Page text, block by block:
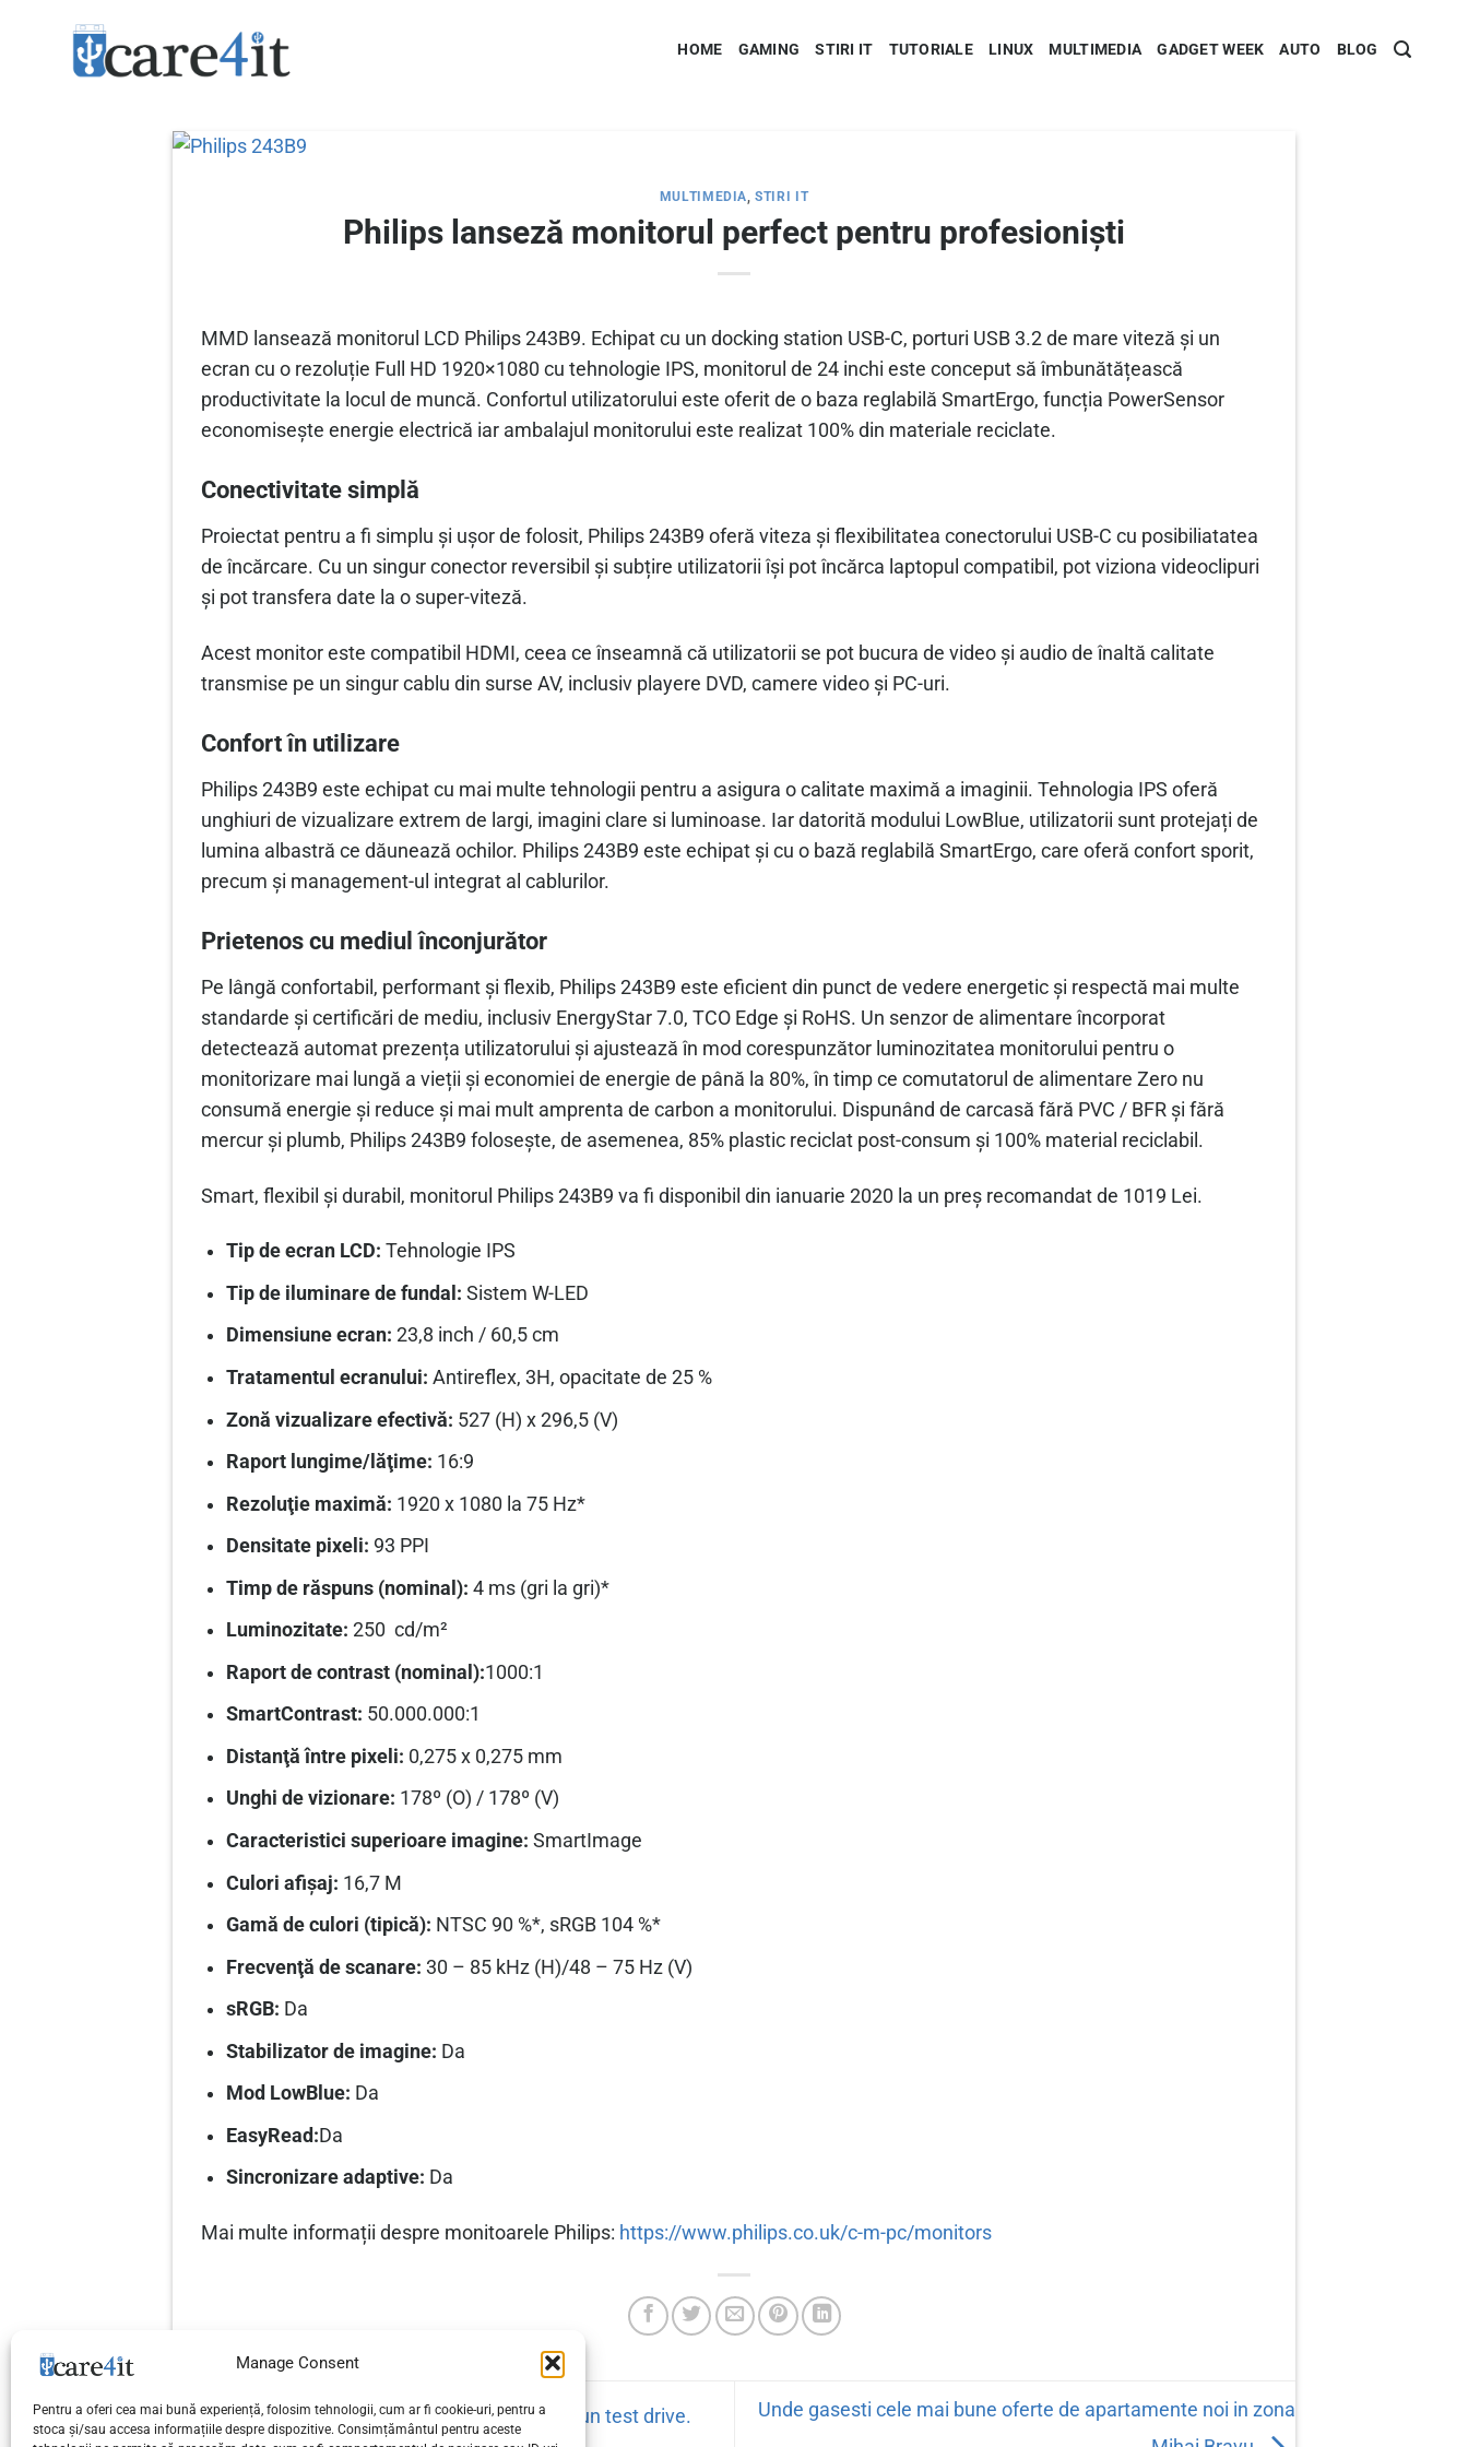
Manage Consent
Pentru a oferi cea mai bună experiență, folosim tehnologii, cum ar fi cookie-uri, pentru a
stoca și/sau accesa informațiile despre dispozitive. Consimțământul pentru aceste
HOME GAMING STIRI IT TUTORIALE LINUX MULTIMEDIA GADGET WEEK AUTO BLOG
MULTIMEDIA,STIRI IT
Philips lanseză monitorul perfect pentru profesioniști
MMD lansează monitorul LCD Philips 243B9. Echipat cu un docking station USB-C, porturi USB 3.2 de mare viteză și un
ecran cu o rezoluție Full HD 1920×1080 cu tehnologie IPS, monitorul de 24 inchi este conceput să îmbunătățească
productivitate la locul de muncă. Confortul utilizatorului este oferit de o baza reglabilă SmartErgo, funcția PowerSensor
economisește energie electrică iar ambalajul monitorului este realizat 100% din materiale reciclate.
Conectivitate simplă
Proiectat pentru a fi simplu și ușor de folosit, Philips 243B9 oferă viteza și flexibilitatea conectorului USB-C cu posibiliatatea
de încărcare. Cu un singur conector reversibil și subțire utilizatorii își pot încărca laptopul compatibil, pot viziona videoclipuri
și pot transfera date la o super-viteză.
Acest monitor este compatibil HDMI, ceea ce înseamnă că utilizatorii se pot bucura de video și audio de înaltă calitate
transmise pe un singur cablu din surse AV, inclusiv playere DVD, camere video și PC-uri.
Confort în utilizare
Philips 243B9 este echipat cu mai multe tehnologii pentru a asigura o calitate maximă a imaginii. Tehnologia IPS oferă
unghiuri de vizualizare extrem de largi, imagini clare si luminoase. Iar datorită modului LowBlue, utilizatorii sunt protejați de
lumina albastră ce dăunează ochilor. Philips 243B9 este echipat și cu o bază reglabilă SmartErgo, care oferă confort sporit,
precum și management-ul integrat al cablurilor.
Prietenos cu mediul înconjurător
Pe lângă confortabil, performant și flexib, Philips 243B9 este eficient din punct de vedere energetic și respectă mai multe
standarde și certificări de mediu, inclusiv EnergyStar 7.0, TCO Edge și RoHS. Un senzor de alimentare încorporat
detectează automat prezența utilizatorului și ajustează în mod corespunzător luminozitatea monitorului pentru o
monitorizare mai lungă a vieții și economiei de energie de până la 80%, în timp ce comutatorul de alimentare Zero nu
consumă energie și reduce și mai mult amprenta de carbon a monitorului. Dispunând de carcasă fără PVC / BFR și fără
mercur și plumb, Philips 243B9 folosește, de asemenea, 85% plastic reciclat post-consum și 100% material reciclabil.
Smart, flexibil și durabil, monitorul Philips 243B9 va fi disponibil din ianuarie 2020 la un preș recomandat de 1019 Lei.
Tip de ecran LCD:Tehnologie IPS
Tip de iluminare de fundal:Sistem W-LED
Dimensiune ecran:23,8 inch / 60,5 cm
Tratamentul ecranului:Antireflex, 3H, opacitate de 25 %
Zonă vizualizare efectivă: 527 (H) x 296,5 (V)
Raport lungime/lăţime: 16:9
Rezoluţie maximă: 1920 x 1080 la 75 Hz*
Densitate pixeli: 93 PPI
Timp de răspuns (nominal):4 ms (gri la gri)*
Luminozitate:250 cd/m²
Raport de contrast (nominal):1000:1
SmartContrast: 50.000.000:1
Distanţă între pixeli: 0,275 x 0,275 mm
Unghi de vizionare: 178º (O) / 178º (V)
Caracteristici superioare imagine:SmartImage
Culori afişaj: 16,7 M
Gamă de culori (tipică): NTSC 90 %*, sRGB 104 %*
Frecvenţă de scanare:30 – 85 kHz (H)/48 – 75 Hz (V)
sRGB: Da
Stabilizator de imagine: Da
Mod LowBlue: Da
EasyRead:Da
Sincronizare adaptive: Da
Mai multe informații despre monitoarele Philips: https://www.philips.co.uk/c-m-pc/monitors
Primul Home Try-On pentru ochelari. “E ca un test drive.
Unde gasesti cele mai bune oferte de apartamente noi in zona